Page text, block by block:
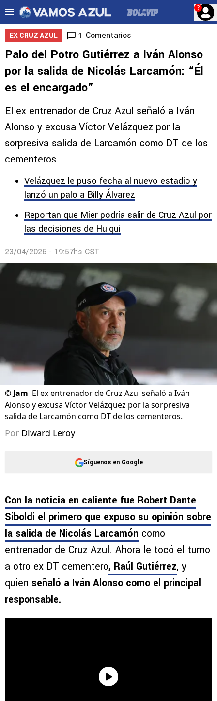
?
EX CRUZ AZUL 1 Comentarios
Palo del Potro Gutiérrez a Iván Alonso
por la salida de Nicolás Larcamón: “Él
es el encargado”
El ex entrenador de Cruz Azul señaló a Iván
Alonso y excusa Víctor Velázquez por la
sorpresiva salida de Larcamón como DT de los
cementeros.
Velázquez le puso fecha al nuevo estadio y
lanzó un palo a Billy Álvarez
Reportan que Mier podría salir de Cruz Azul por
las decisiones de Huiqui
23/04/2026 - 19:57hs CST
©Jam El ex entrenador de Cruz Azul señaló a Iván
Alonso y excusa Víctor Velázquez por la sorpresiva
salida de Larcamón como DT de los cementeros.
Por Diward Leroy
Síguenos en Google
Con la noticia en caliente fue Robert Dante
Siboldi el primero que expuso su opinión sobre
la salida de Nicolás Larcamón como
entrenador de Cruz Azul. Ahora le tocó el turno
a otro ex DT cementero, Raúl Gutiérrez, y
quien señaló a Iván Alonso como el principal
responsable.